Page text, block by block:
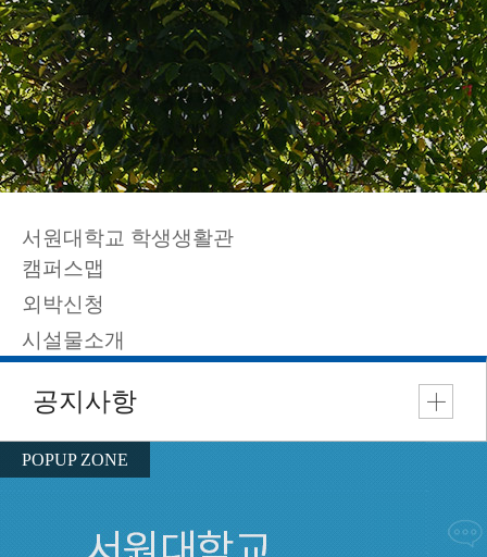
서원대학교 학생생활관
캠퍼스맵
외박신청
시설물소개
2026학년도 2학기 학생생활관 호실안내
2026학년도 2학기 학생생활관 관생선발(추가모집 1차) 선발결과, 관비납부, 입관서류제출 2026.08.03
POPUP ZONE